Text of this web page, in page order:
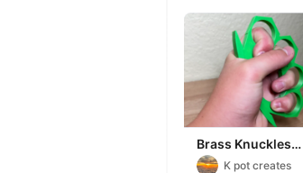
Brass Knuckles
SmallK pot creates